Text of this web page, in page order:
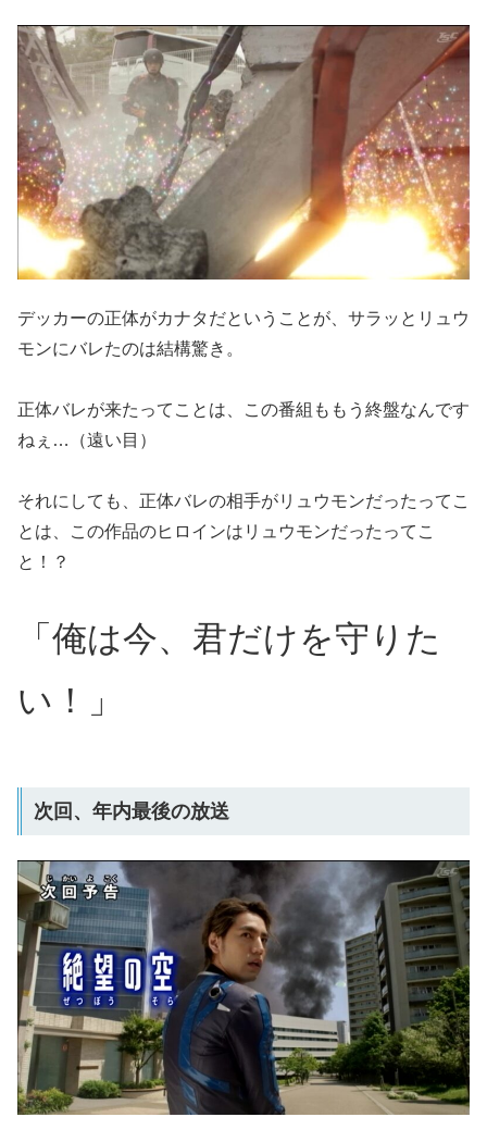
デッカーの正体がカナタだということが、サラッとリュウ
モンにバレたのは結構驚き。
正体バレが来たってことは、この番組ももう終盤なんです
ねぇ…（遠い目）
それにしても、正体バレの相手がリュウモンだったってこ
とは、この作品のヒロインはリュウモンだったってこ
と！？
「俺は今、君だけを守りた
い！」
次回、年内最後の放送